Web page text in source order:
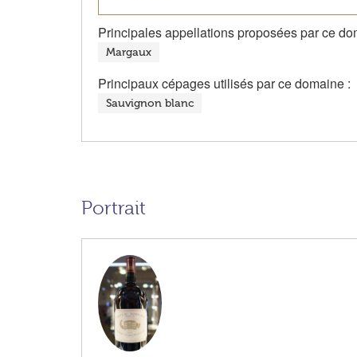
Principales appellations proposées par ce
Margaux
Principaux cépages utilisés par ce domaine :
Sauvignon blanc
Portrait